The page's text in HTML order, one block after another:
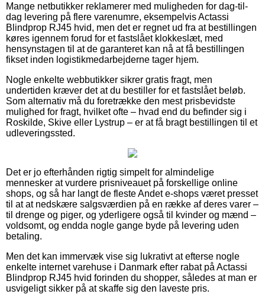
Mange netbutikker reklamerer med muligheden for dag-til-
dag levering på flere varenumre, eksempelvis Actassi
Blindprop RJ45 hvid, men det er regnet ud fra at bestillingen
køres igennem forud for et fastslået klokkeslæt, med
hensynstagen til at de garanteret kan nå at få bestillingen
fikset inden logistikmedarbejderne tager hjem.
Nogle enkelte webbutikker sikrer gratis fragt, men
undertiden kræver det at du bestiller for et fastslået beløb.
Som alternativ må du foretrække den mest prisbevidste
mulighed for fragt, hvilket ofte – hvad end du befinder sig i
Roskilde, Skive eller Lystrup – er at få bragt bestillingen til et
udleveringssted.
Det er jo efterhånden rigtig simpelt for almindelige
mennesker at vurdere prisniveauet på forskellige online
shops, og så har langt de fleste Andet e-shops været presset
til at at nedskære salgsværdien på en række af deres varer –
til drenge og piger, og yderligere også til kvinder og mænd –
voldsomt, og endda nogle gange byde på levering uden
betaling.
Men det kan immervæk vise sig lukrativt at efterse nogle
enkelte internet varehuse i Danmark efter rabat på Actassi
Blindprop RJ45 hvid forinden du shopper, således at man er
usvigeligt sikker på at skaffe sig den laveste pris.